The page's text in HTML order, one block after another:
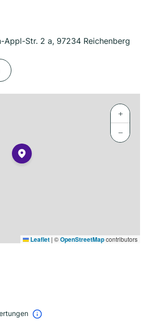
Appl-Str. 2 a, 97234 Reichenberg
+
−
Leaflet | ©OpenStreetMapcontributors